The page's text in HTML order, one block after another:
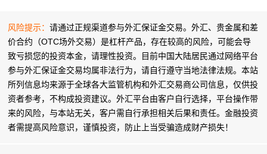
风险提示：请通过正规渠道参与外汇保证金交易。外汇、贵金属和差
价合约（OTC场外交易）是杠杆产品，存在较高的风险，可能会导
致亏损您的投资本金，请理性投资。目前中国大陆居民通过网络平台
参与外汇保证金交易均属非法行为，请自行遵守当地法律法规。本站
所列信息均来源于全球各大监管机构和外汇交易商公司信息，仅供投
资者参考，不构成投资建议。外汇平台由客户自行选择，平台操作带
来的风险，与本站无关，客户需自行承担相关后果和责任。金融投资
者需提高风险意识，谨慎投资，防止上当受骗造成财产损失！